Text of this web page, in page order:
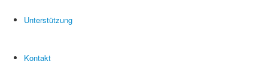
Unterstützung
Kontakt